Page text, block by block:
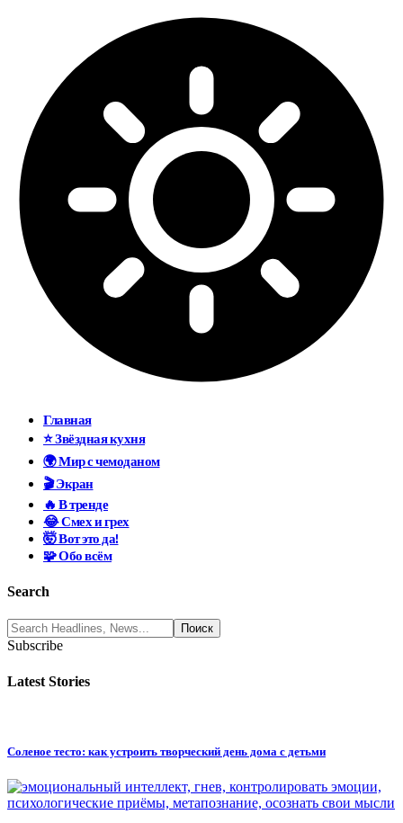
Главная
⭐ Звёздная кухня
🌍 Мир с чемоданом
🎬 Экран
🔥 В тренде
😂 Смех и грех
🤯 Вот это да!
🧩 Обо всём
Search
Subscribe
Latest Stories
Соленое тесто: как устроить творческий день дома с детьми